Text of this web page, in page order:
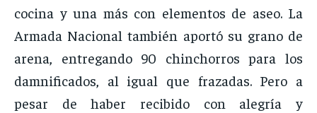
cocina y una más con elementos de aseo. La
Armada Nacional también aportó su grano de
arena, entregando 90 chinchorros para los
damnificados, al igual que frazadas. Pero a
pesar de haber recibido con alegría y